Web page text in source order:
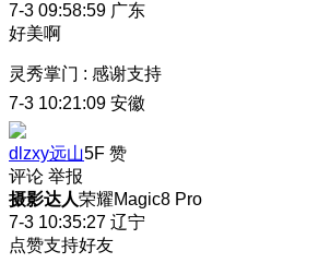
7-3 09:58:59 广东
好美啊
灵秀掌门 : 感谢支持
7-3 10:21:09 安徽
dlzxy远山5F 赞
评论 举报
摄影达人荣耀Magic8 Pro
7-3 10:35:27 辽宁
点赞支持好友